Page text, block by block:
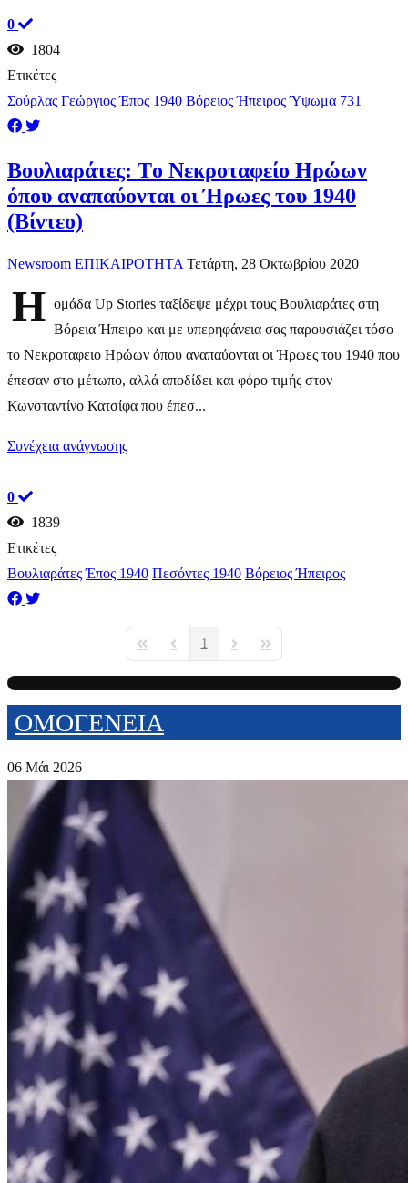
0
1804
Ετικέτες
Σούρλας Γεώργιος Έπος 1940 Βόρειος Ήπειρος Ύψωμα 731
Βουλιαράτες: Tο Νεκροταφείο Ηρώων
όπου αναπαύονται οι Ήρωες του 1940
(Βίντεο)
Newsroom ΕΠΙΚΑΙΡΟΤΗΤΑ Τετάρτη, 28 Οκτωβρίου 2020
Η ομάδα Up Stories ταξίδεψε μέχρι τους Βουλιαράτες στη
Βόρεια Ήπειρο και με υπερηφάνεια σας παρουσιάζει τόσο
το Νεκροταφειο Ηρώων όπου αναπαύονται οι Ήρωες του 1940 που
έπεσαν στο μέτωπο, αλλά αποδίδει και φόρο τιμής στον
Κωνσταντίνο Κατσίφα που έπεσ...
Συνέχεια ανάγνωσης
0
1839
Ετικέτες
Βουλιαράτες Έπος 1940 Πεσόντες 1940 Βόρειος Ήπειρος
First PagePrevious Page
1
Next PageLast Page
ΟΜΟΓΕΝΕΙΑ
06 Μάι 2026